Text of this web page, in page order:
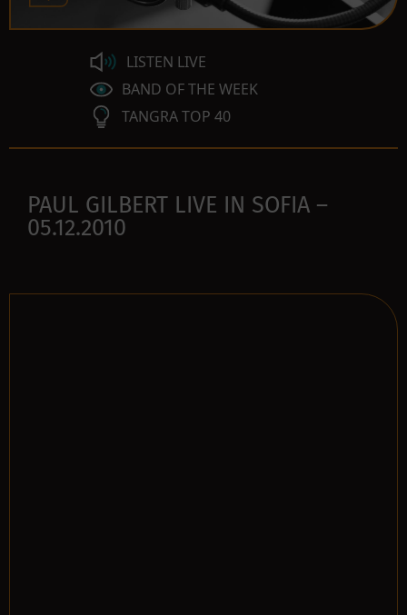
LISTEN LIVE
BAND OF THE WEEK
TANGRA TOP 40
PAUL GILBERT LIVE IN SOFIA –
05.12.2010